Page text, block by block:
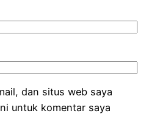
dan situs web saya
untuk komentar saya